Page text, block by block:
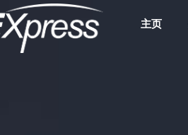
主页